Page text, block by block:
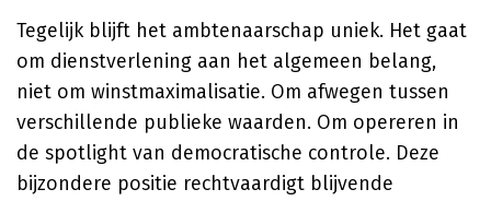
Tegelijk blijft het ambtenaarschap uniek. Het gaat
om dienstverlening aan het algemeen belang,
niet om winstmaximalisatie. Om afwegen tussen
verschillende publieke waarden. Om opereren in
de spotlight van democratische controle. Deze
bijzondere positie rechtvaardigt blijvende